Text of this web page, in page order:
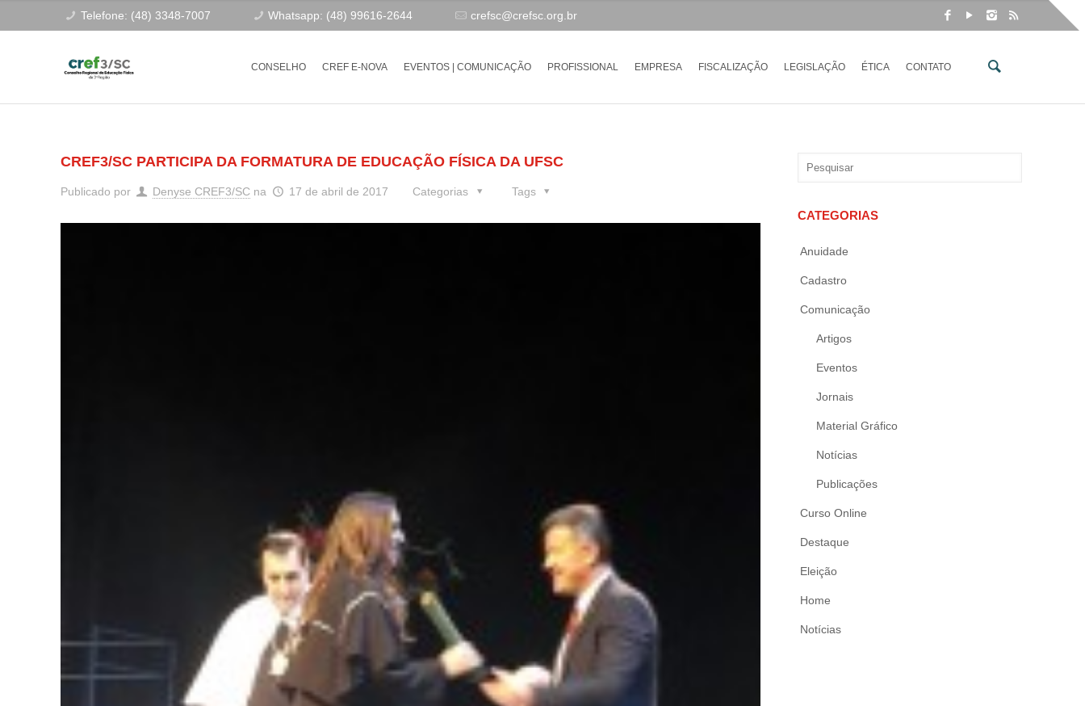
Telefone: (48) 3348-7007 Whatsapp: (48) 99616-2644 crefsc@crefsc.org.br
CONSELHO CREF E-NOVA EVENTOS | COMUNICAÇÃO PROFISSIONAL EMPRESA FISCALIZAÇÃO LEGISLAÇÃO ÉTICA CONTATO
CREF3/SC PARTICIPA DA FORMATURA DE EDUCAÇÃO FÍSICA DA UFSC
Publicado por Denyse CREF3/SC na 17 de abril de 2017 Categorias Tags
CATEGORIAS
Anuidade
Cadastro
Comunicação
Artigos
Eventos
Jornais
Material Gráfico
Notícias
Publicações
Curso Online
Destaque
Eleição
Home
Notícias